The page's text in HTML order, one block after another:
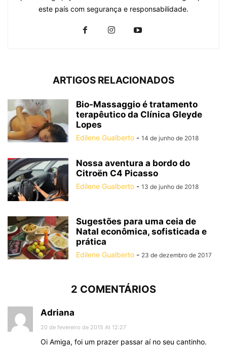
este país com segurança e responsabilidade.
ARTIGOS RELACIONADOS
Bio-Massaggio é tratamento
terapêutico da Clínica Gleyde
Lopes
Edilene Gualberto - 14 de junho de 2018
Nossa aventura a bordo do
Citroën C4 Picasso
Edilene Gualberto - 13 de junho de 2018
Sugestões para uma ceia de
Natal econômica, sofisticada e
prática
Edilene Gualberto - 23 de dezembro de 2017
2 COMENTÁRIOS
Adriana
20 de fevereiro de 2015 At 12:27
Oi Amiga, foi um prazer passar aí no seu cantinho.